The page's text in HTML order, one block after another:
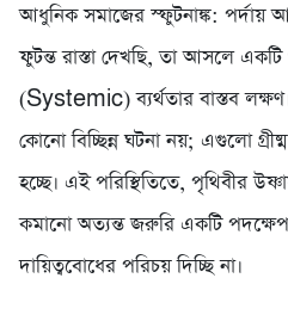
আধুনিক সমাজের স্ফুটনাঙ্ক: পর্দায়
ফুটন্ত রাস্তা দেখছি, তা আসলে
(Systemic) ব্যর্থতার বাস্তব
কোনো বিচ্ছিন্ন ঘটনা নয়; এগুলো
হচ্ছে। এই পরিস্থিতিতে, পৃথিবীর
কমানো অত্যন্ত জরুরি একটি
দায়িত্ববোধের পরিচয় দিচ্ছি না।